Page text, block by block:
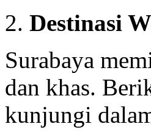
2. Destinasi
Surabaya
dan khas.
kunjungi